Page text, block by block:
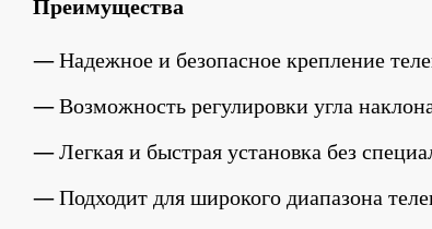
Преимущества
Надежное и безопасное крепление
Возможность регулировки угла
Легкая и быстрая установка без
Подходит для широкого диапазона